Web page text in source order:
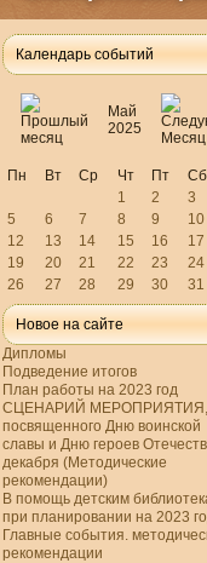
Календарь событий
Май
2025
Пн Вт Ср Чт Пт Сб
1
2 3
5
6 7 8 9 10
12
13 14 15 16 17
19
20 21 22 23 24
26
27 28 29 30 31
Новое на сайте
Дипломы
Подведение итогов
План работы на 2023 год
СЦЕНАРИЙ МЕРОПРИЯТИЯ,
посвященного Дню воинской
славы и Дню героев
декабря (Методические
рекомендации)
В помощь детским
при планировании на 2023
Главные события.
рекомендации